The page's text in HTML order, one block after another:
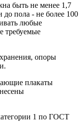
быть не менее 1,7
пола - не более 100
любые
требуемые
опоры
плакаты
1 по ГОСТ